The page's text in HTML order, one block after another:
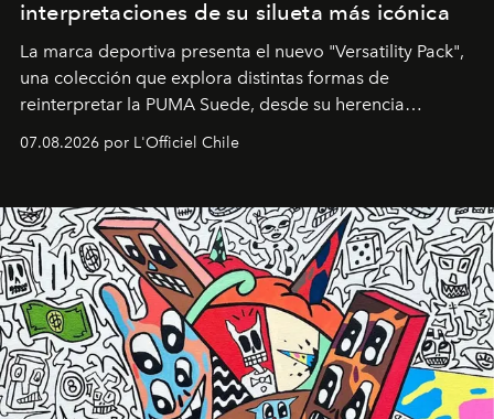
interpretaciones de su silueta más icónica
La marca deportiva presenta el nuevo "Versatility Pack",
una colección que explora distintas formas de
reinterpretar la PUMA Suede, desde su herencia
deportiva hasta una mirada moderna inspirada en el
diseño y el universo outdoor.
07.08.2026 por L'Officiel Chile